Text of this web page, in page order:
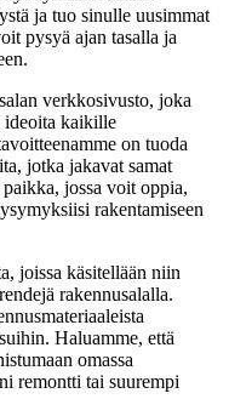
ja tuo sinulle uusimmat
pysyä ajan tasalla ja
verkkosivusto, joka
ideoita kaikille
on tuoda
jotka jakavat samat
jossa voit oppia,
rakentamiseen
joissa käsitellään niin
rakennusalalla.
Haluamme, että
omassa
remontti tai suurempi